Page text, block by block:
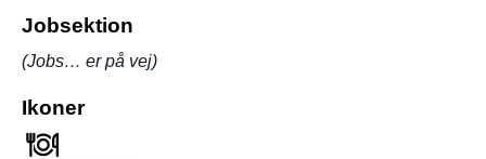
Jobsektion
(Jobs… er på vej)
Ikoner